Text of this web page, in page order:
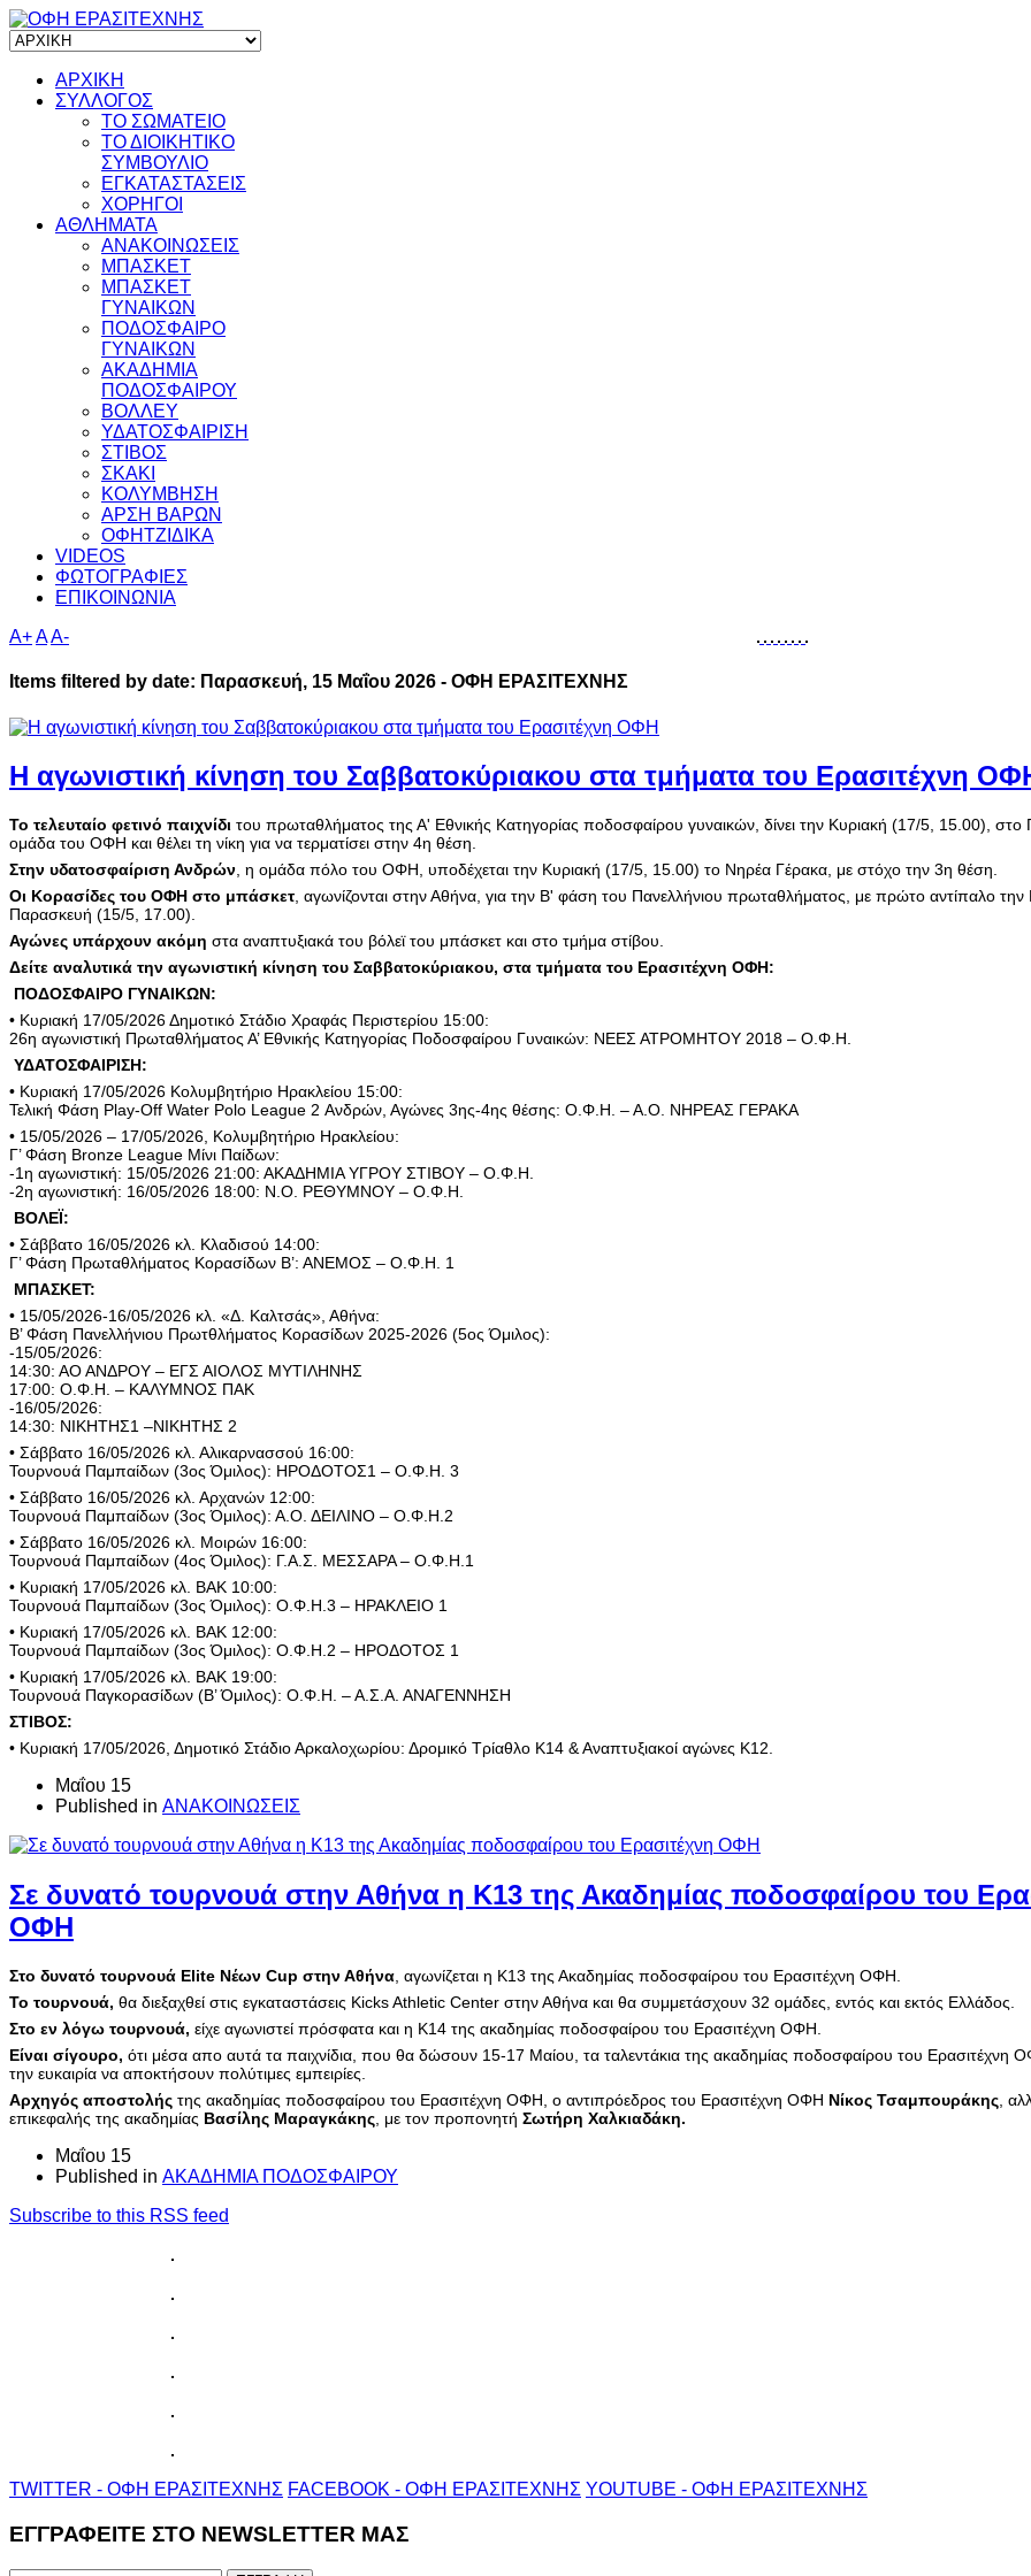
ΑΡΧΙΚΗ
ΣΥΛΛΟΓΟΣ
ΤΟ ΣΩΜΑΤΕΙΟ
ΤΟ ΔΙΟΙΚΗΤΙΚΟ
ΣΥΜΒΟΥΛΙΟ
ΕΓΚΑΤΑΣΤΑΣΕΙΣ
ΧΟΡΗΓΟΙ
ΑΘΛΗΜΑΤΑ
ΑΝΑΚΟΙΝΩΣΕΙΣ
ΜΠΑΣΚΕΤ
ΜΠΑΣΚΕΤ
ΓΥΝΑΙΚΩΝ
ΠΟΔΟΣΦΑΙΡΟ
ΓΥΝΑΙΚΩΝ
ΑΚΑΔΗΜΙΑ
ΠΟΔΟΣΦΑΙΡΟΥ
ΒΟΛΛΕΥ
ΥΔΑΤΟΣΦΑΙΡΙΣΗ
ΣΤΙΒΟΣ
ΣΚΑΚΙ
ΚΟΛΥΜΒΗΣΗ
ΑΡΣΗ ΒΑΡΩΝ
ΟΦΗΤΖΙΔΙΚΑ
VIDEOS
ΦΩΤΟΓΡΑΦΙΕΣ
ΕΠΙΚΟΙΝΩΝΙΑ
A+AA-
Items filtered by date: Παρασκευή, 15 Μαΐου 2026 - ΟΦΗ ΕΡΑΣΙΤΕΧΝΗΣ
Η αγωνιστική κίνηση του Σαββατοκύριακου στα τμήματα του Ερασιτέχνη
Το τελευταίο φετινό παιχνίδι του πρωταθλήματος της Α' Εθνικής Κατηγορίας ποδοσφαίρου γυναικών, δίνει την Κυριακή (17/5, 15.00), στο
ομάδα του ΟΦΗ και θέλει τη νίκη για να τερματίσει στην 4η θέση.
Στην υδατοσφαίριση Ανδρών, η ομάδα πόλο του ΟΦΗ, υποδέχεται την Κυριακή (17/5, 15.00) το Νηρέα Γέρακα, με στόχο την 3η θέση.
Oι Κορασίδες του ΟΦΗ στο μπάσκετ, αγωνίζονται στην Αθήνα, για την Β' φάση του Πανελλήνιου πρωταθλήματος, με πρώτο αντίπαλο
Παρασκευή (15/5, 17.00).
Αγώνες υπάρχουν ακόμη στα αναπτυξιακά του βόλεϊ του μπάσκετ και στο τμήμα στίβου.
Δείτε αναλυτικά την αγωνιστική κίνηση του Σαββατοκύριακου, στα τμήματα του Ερασιτέχνη ΟΦΗ:
ΠΟΔΟΣΦΑΙΡΟ ΓΥΝΑΙΚΩΝ:
• Κυριακή 17/05/2026 Δημοτικό Στάδιο Χραφάς Περιστερίου 15:00:
26η αγωνιστική Πρωταθλήματος Α’ Εθνικής Κατηγορίας Ποδοσφαίρου Γυναικών: ΝΕΕΣ ΑΤΡΟΜΗΤΟΥ 2018 – Ο.Φ.Η.
ΥΔΑΤΟΣΦΑΙΡΙΣΗ:
• Κυριακή 17/05/2026 Κολυμβητήριο Ηρακλείου 15:00:
Τελική Φάση Play-Off Water Polo League 2 Ανδρών, Αγώνες 3ης-4ης θέσης: Ο.Φ.Η. – Α.Ο. ΝΗΡΕΑΣ ΓΕΡΑΚΑ
• 15/05/2026 – 17/05/2026, Κολυμβητήριο Ηρακλείου:
Γ’ Φάση Bronze League Μίνι Παίδων:
-1η αγωνιστική: 15/05/2026 21:00: ΑΚΑΔΗΜΙΑ ΥΓΡΟΥ ΣΤΙΒΟΥ – Ο.Φ.Η.
-2η αγωνιστική: 16/05/2026 18:00: Ν.Ο. ΡΕΘΥΜΝΟΥ – Ο.Φ.Η.
ΒΟΛΕΪ:
• Σάββατο 16/05/2026 κλ. Κλαδισού 14:00:
Γ’ Φάση Πρωταθλήματος Κορασίδων Β’: ΑΝΕΜΟΣ – Ο.Φ.Η. 1
ΜΠΑΣΚΕΤ:
• 15/05/2026-16/05/2026 κλ. «Δ. Καλτσάς», Αθήνα:
Β’ Φάση Πανελλήνιου Πρωτθλήματος Κορασίδων 2025-2026 (5ος Όμιλος):
-15/05/2026:
14:30: ΑΟ ΑΝΔΡΟΥ – ΕΓΣ ΑΙΟΛΟΣ ΜΥΤΙΛΗΝΗΣ
17:00: Ο.Φ.Η. – ΚΑΛΥΜΝΟΣ ΠΑΚ
-16/05/2026:
14:30: ΝΙΚΗΤΗΣ1 –ΝΙΚΗΤΗΣ 2
• Σάββατο 16/05/2026 κλ. Αλικαρνασσού 16:00:
Τουρνουά Παμπαίδων (3ος Όμιλος): ΗΡΟΔΟΤΟΣ1 – Ο.Φ.Η. 3
• Σάββατο 16/05/2026 κλ. Αρχανών 12:00:
Τουρνουά Παμπαίδων (3ος Όμιλος): Α.Ο. ΔΕΙΛΙΝΟ – Ο.Φ.Η.2
• Σάββατο 16/05/2026 κλ. Μοιρών 16:00:
Τουρνουά Παμπαίδων (4ος Όμιλος): Γ.Α.Σ. ΜΕΣΣΑΡΑ – Ο.Φ.Η.1
• Κυριακή 17/05/2026 κλ. ΒΑΚ 10:00:
Τουρνουά Παμπαίδων (3ος Όμιλος): Ο.Φ.Η.3 – ΗΡΑΚΛΕΙΟ 1
• Κυριακή 17/05/2026 κλ. ΒΑΚ 12:00:
Τουρνουά Παμπαίδων (3ος Όμιλος): Ο.Φ.Η.2 – ΗΡΟΔΟΤΟΣ 1
• Κυριακή 17/05/2026 κλ. ΒΑΚ 19:00:
Τουρνουά Παγκορασίδων (Β’ Όμιλος): Ο.Φ.Η. – Α.Σ.Α. ΑΝΑΓΕΝΝΗΣΗ
ΣΤΙΒΟΣ:
• Κυριακή 17/05/2026, Δημοτικό Στάδιο Αρκαλοχωρίου: Δρομικό Τρίαθλο Κ14 & Αναπτυξιακοί αγώνες Κ12.
Μαΐου 15
Published in ΑΝΑΚΟΙΝΩΣΕΙΣ
Σε δυνατό τουρνουά στην Αθήνα η Κ13 της Ακαδημίας ποδοσφαίρου του
ΟΦΗ
Στο δυνατό τουρνουά Elite Νέων Cup στην Αθήνα , αγωνίζεται η Κ13 της Ακαδημίας ποδοσφαίρου του Ερασιτέχνη ΟΦΗ.
Το τουρνουά, θα διεξαχθεί στις εγκαταστάσεις Kicks Athletic Center στην Αθήνα και θα συμμετάσχουν 32 ομάδες, εντός και εκτός Ελλάδος.
Στο εν λόγω τουρνουά, είχε αγωνιστεί πρόσφατα και η Κ14 της ακαδημίας ποδοσφαίρου του Ερασιτέχνη ΟΦΗ.
Είναι σίγουρο, ότι μέσα απο αυτά τα παιχνίδια, που θα δώσουν 15-17 Μαίου, τα ταλεντάκια της ακαδημίας ποδοσφαίρου του Ερασιτέχνη
την ευκαιρία να αποκτήσουν πολύτιμες εμπειρίες.
Αρχηγός αποστολής της ακαδημίας ποδοσφαίρου του Ερασιτέχνη ΟΦΗ, ο αντιπρόεδρος του Ερασιτέχνη ΟΦΗ Νίκος Τσαμπουράκης ,
επικεφαλής της ακαδημίας Βασίλης Μαραγκάκης , με τον προπονητή Σωτήρη Χαλκιαδάκη.
Μαΐου 15
Published in ΑΚΑΔΗΜΙΑ ΠΟΔΟΣΦΑΙΡΟΥ
Subscribe to this RSS feed
TWITTER - ΟΦΗ ΕΡΑΣΙΤΕΧΝΗΣ FACEBOOK - ΟΦΗ ΕΡΑΣΙΤΕΧΝΗΣ YOUTUBE - ΟΦΗ ΕΡΑΣΙΤΕΧΝΗΣ
ΕΓΓΡΑΦΕΙΤΕ ΣΤΟ NEWSLETTER ΜΑΣ